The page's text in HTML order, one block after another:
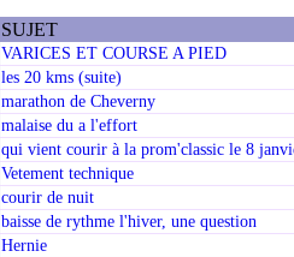
SUJET
VARICES ET COURSE A PIED
les 20 kms (suite)
marathon de Cheverny
malaise du a l'effort
qui vient courir à la prom'classic le 8
Vetement technique
courir de nuit
baisse de rythme l'hiver, une question
Hernie